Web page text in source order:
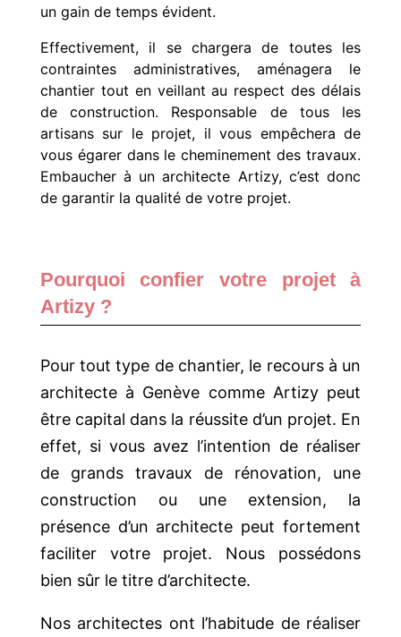
un gain de temps évident.
Effectivement, il se chargera de toutes les
contraintes administratives, aménagera le
chantier tout en veillant au respect des délais
de construction. Responsable de tous les
artisans sur le projet, il vous empêchera de
vous égarer dans le cheminement des travaux.
Embaucher à un architecte Artizy, c’est donc
de garantir la qualité de votre projet.
Pourquoi confier votre projet à
Artizy ?
Pour tout type de chantier, le recours à un
architecte à Genève comme Artizy peut
être capital dans la réussite d’un projet. En
effet, si vous avez l’intention de réaliser
de grands travaux de rénovation, une
construction ou une extension, la
présence d’un architecte peut fortement
faciliter votre projet. Nous possédons
bien sûr le titre d’architecte.
Nos architectes ont l’habitude de réaliser